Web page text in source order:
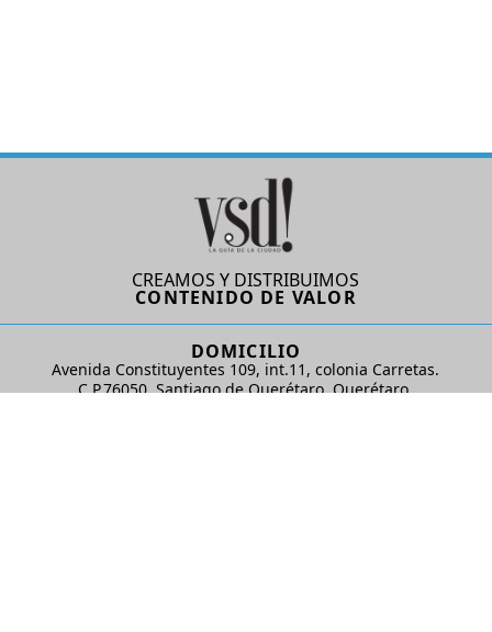
CREAMOS Y DISTRIBUIMOS
CONTENIDO DE VALOR
DOMICILIO
Avenida Constituyentes 109, int.11, colonia Carretas.
C.P.76050. Santiago de Querétaro, Querétaro.